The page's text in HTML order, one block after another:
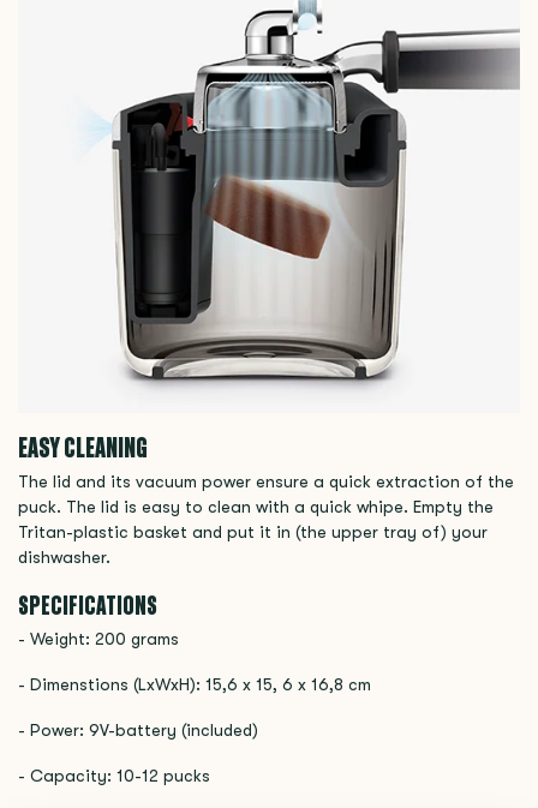
EASY CLEANING
The lid and its vacuum power ensure a quick extraction of the
puck. The lid is easy to clean with a quick whipe. Empty the
Tritan-plastic basket and put it in (the upper tray of) your
dishwasher.
SPECIFICATIONS
- Weight: 200 grams
- Dimenstions (LxWxH): 15,6 x 15, 6 x 16,8 cm
- Power: 9V-battery (included)
- Capacity: 10-12 pucks